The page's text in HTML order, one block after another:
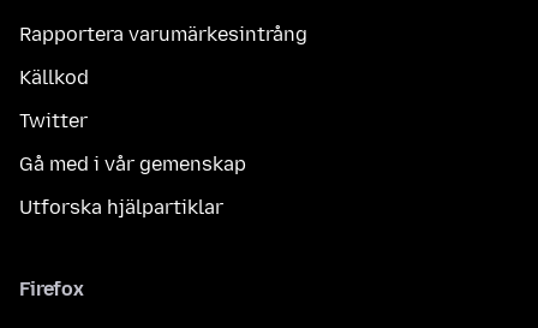
Rapportera varumärkesintrång
Källkod
Twitter
Gå med i vår gemenskap
Utforska hjälpartiklar
Firefox